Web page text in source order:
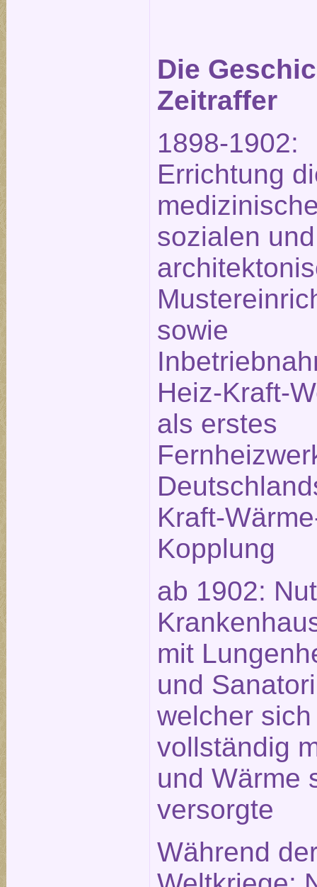
Die
Zeitraffer
1898-1902:
Errichtung
sozialen und
sowie
Heiz-Kraft-
als erstes
Kraft-
Kopplung
ab 1902:
mit
und
welcher sich
vollständig
und Wärme
versorgte
Während